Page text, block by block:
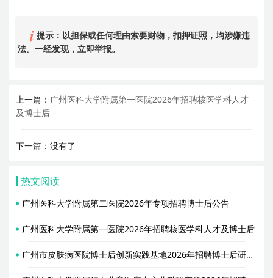
提示：以担保或任何理由索要财物，扣押证照，均涉嫌违
法。一经发现，立即举报。
上一篇： 广州医科大学附属第一医院2026年招聘核医学科人才
及博士后
下一篇：没有了
热文阅读
广州医科大学附属第二医院2026年专项招聘博士后公告
广州医科大学附属第一医院2026年招聘核医学科人才及博士后
广州市皮肤病医院博士后创新实践基地2026年招聘博士后研究人员公告